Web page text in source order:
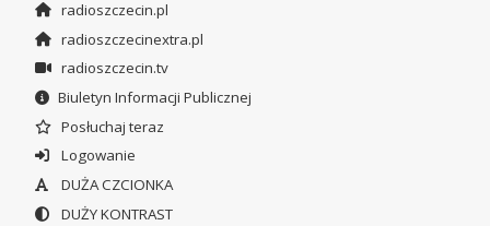
radioszczecin.pl
radioszczecinextra.pl
radioszczecin.tv
Biuletyn Informacji Publicznej
Posłuchaj teraz
Logowanie
DUŻA CZCIONKA
DUŻY KONTRAST